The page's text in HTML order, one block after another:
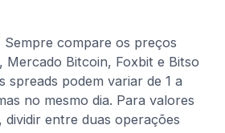
Sempre compare os preços
Mercado Bitcoin, Foxbit e Bitso
spreads podem variar de 1 a
no mesmo dia. Para valores
dividir entre duas operações